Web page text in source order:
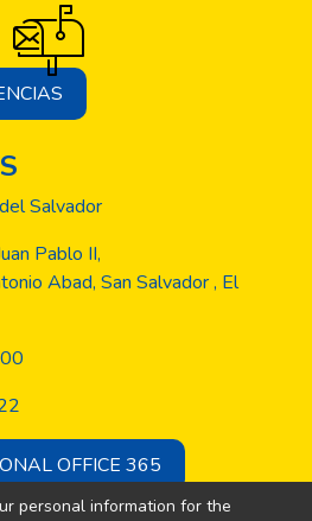
Salvador
Pablo II,
Abad, San Salvador , El
OFFICE 365
personal information for the